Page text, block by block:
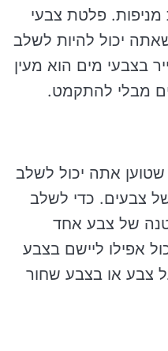
פלטת צבעי
יכול להיות לשלב
בצבעי מים הוא מעין
מבלי להתקמט.
אתה יכול לשלב
צבעים. כדי לשלב
של צבע אחד
אפילו ליישם בצבע
צבע או בצבע שחור